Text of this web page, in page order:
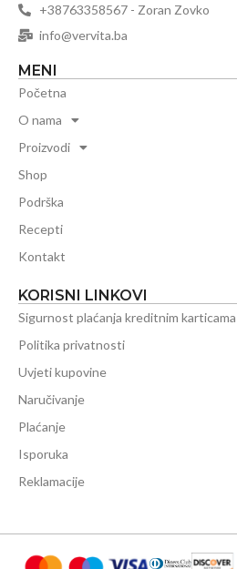
+38763358567 - Zoran Zovko
info@vervita.ba
MENI
Početna
O nama
Proizvodi
Shop
Podrška
Recepti
Kontakt
KORISNI LINKOVI
Sigurnost plaćanja kreditnim karticama
Politika privatnosti
Uvjeti kupovine
Naručivanje
Plaćanje
Isporuka
Reklamacije